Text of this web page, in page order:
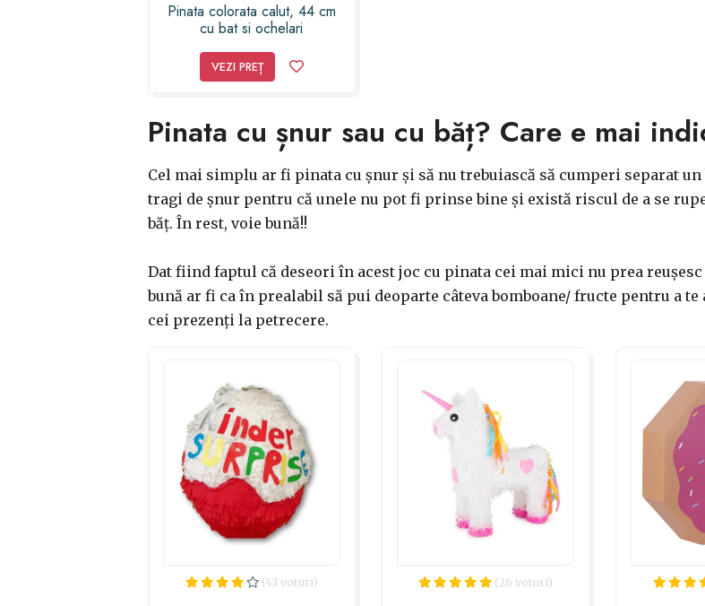
Pinata colorata calut, 44 cm
cu bat si ochelari
VEZI PREȚ
Pinata cu șnur sau cu băț? Care e mai
Cel mai simplu ar fi pinata cu șnur și să nu trebuiască să cumperi separat
tragi de șnur pentru că unele nu pot fi prinse bine și există riscul de a se
băț. În rest, voie bună!!
Dat fiind faptul că deseori în acest joc cu pinata cei mai mici nu prea
bună ar fi ca în prealabil să pui deoparte câteva bomboane/ fructe pentru a
cei prezenți la petrecere.
(43 voturi) (26 voturi)